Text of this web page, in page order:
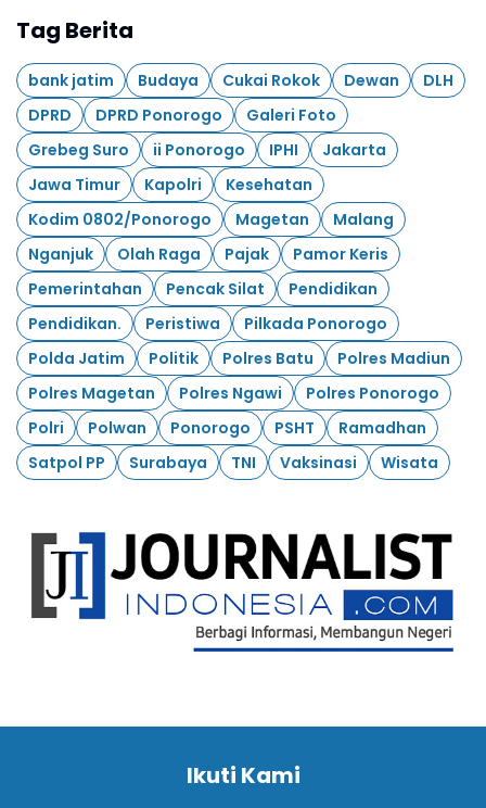
Tag Berita
bank jatim Budaya Cukai Rokok Dewan
DLH
DPRD
DPRD Ponorogo
Galeri Foto
Grebeg Suro
ii Ponorogo IPHI
Jakarta
Jawa Timur
Kapolri
Kesehatan
Kodim 0802/Ponorogo
Magetan
Malang
Nganjuk
Olah Raga Pajak
Pamor Keris
Pemerintahan
Pencak Silat
Pendidikan
Pendidikan.
Peristiwa
Pilkada Ponorogo
Polda Jatim
Politik Polres Batu
Polres Madiun
Polres Magetan
Polres Ngawi
Polres Ponorogo
Polri
Polwan Ponorogo PSHT
Ramadhan
Satpol PP
Surabaya TNI Vaksinasi Wisata
Ikuti Kami